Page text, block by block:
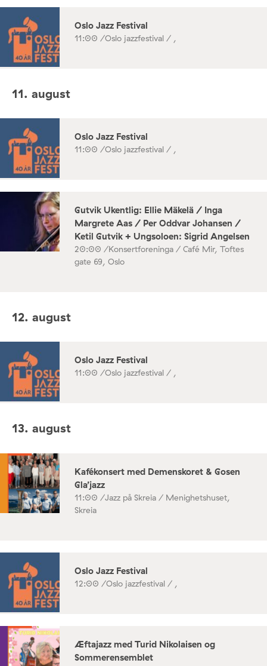
Oslo Jazz Festival
11:00 /Oslo jazzfestival / ,
11. august
Oslo Jazz Festival
11:00 /Oslo jazzfestival / ,
Gutvik Ukentlig: Ellie Mäkelä / Inga
Margrete Aas / Per Oddvar Johansen /
Ketil Gutvik + Ungsoloen: Sigrid Angelsen
20:00 /Konsertforeninga / Café Mir, Toftes
gate 69, Oslo
12. august
Oslo Jazz Festival
11:00 /Oslo jazzfestival / ,
13. august
Kafékonsert med Demenskoret & Gosen
Gla’jazz
11:00 /Jazz på Skreia / Menighetshuset,
Skreia
Oslo Jazz Festival
12:00 /Oslo jazzfestival / ,
Æftajazz med Turid Nikolaisen og
Sommerensemblet